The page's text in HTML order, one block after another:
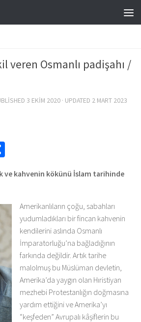
veren Osmanlı padişahı /
3 EKIM 2020 · UPDATED 2 MART 2023
ve kahvenin kökünü İslam tarihinde
Amerikanlıların çoğu, sabahları
yudumladıkları bir fincan kahvenin
kendilerini aslında Osmanlı
İmparatorluğu’na bağladığının
farkında değildir. Artık tarihe
malolmuş bu Müslüman devletin,
Amerika’da yaygın olan Hıristiyan
mezhebi Protestanlığın doğmasına
yardım ettiğini ve Amerika’yı
“keşfeden” Avrupalı kâşiflerin bu